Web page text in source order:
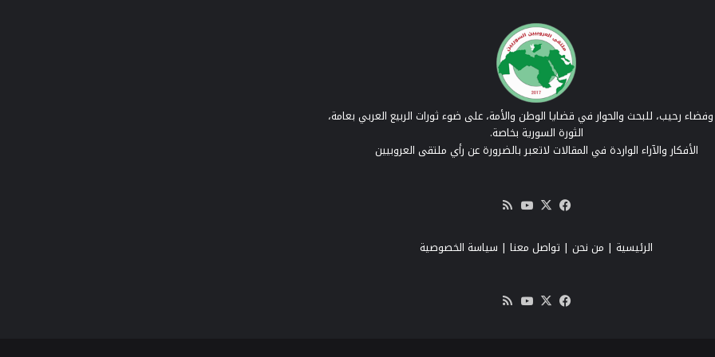
رحيب، للبحث والحوار في قضايا الوطن والأمة، على ضوء ثورات الربيع العربي بعامة،
الثورة السورية بخاصة.
الأفكار والآراء الواردة في المقالات لاتعبر بالضرورة عن رأي ملتقى العروبيين
فيسبوك
‫X
‫YouTube
RSS
الرئيسية | من نحن | تواصل معنا | سياسة الخصوصية
فيسبوك
‫X
‫YouTube